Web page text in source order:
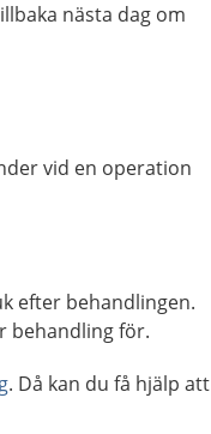
nästa dag om
vid en operation
efter behandlingen.
behandling för.
. Då kan du få hjälp att